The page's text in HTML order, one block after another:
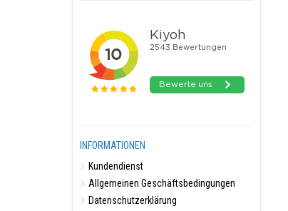
INFORMATIONEN
Kundendienst
Allgemeinen Geschäftsbedingungen
Datenschutzerklärung